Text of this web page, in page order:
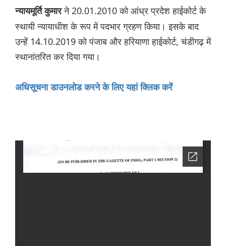
न्यायमूर्ति कुमारने 20.01.2010 को आंध्र प्रदेश हाईकोर्ट के
स्थायी न्यायाधीश के रूप में पदभार ग्रहण किया। इसके बाद
उन्हें 14.10.2019 को पंजाब और हरियाणा हाईकोर्ट, चंडीगढ़ में
स्थानांतरित कर दिया गया।
अधिसूचना डाउनलोड करने के लिए यहां क्लिक करें